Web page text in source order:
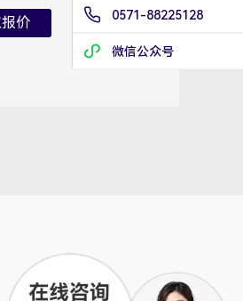
价 0571-88225128
微信公众号